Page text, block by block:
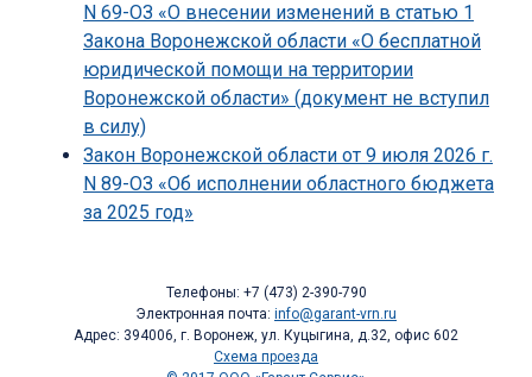
N 69-ОЗ «О внесении изменений в статью 1
Закона Воронежской области «О бесплатной
юридической помощи на территории
Воронежской области» (документ не вступил
в силу)
Закон Воронежской области от 9 июля 2026 г.
N 89-ОЗ «Об исполнении областного бюджета
за 2025 год»
Телефоны: +7 (473) 2-390-790
Электронная почта: info@garant-vrn.ru
Адрес: 394006, г. Воронеж, ул. Куцыгина, д.32, офис 602
Схема проезда